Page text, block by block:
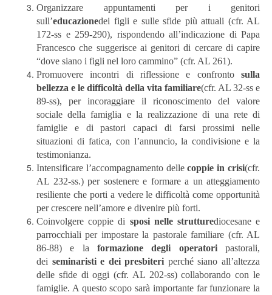
Organizzare appuntamenti per i genitori
sull’educazionedei figli e sulle sfide più attuali (cfr. AL
172-ss e 259-290), rispondendo all’indicazione di Papa
Francesco che suggerisce ai genitori di cercare di capire
“dove siano i figli nel loro cammino” (cfr. AL 261).
Promuovere incontri di riflessione e confronto sulla
bellezza e le difficoltà della vita familiare(cfr. AL 32-ss e
89-ss), per incoraggiare il riconoscimento del valore
sociale della famiglia e la realizzazione di una rete di
famiglie e di pastori capaci di farsi prossimi nelle
situazioni di fatica, con l’annuncio, la condivisione e la
testimonianza.
Intensificare l’accompagnamento dellecoppie in crisi(cfr.
AL 232-ss.) per sostenere e formare a un atteggiamento
resiliente che porti a vedere le difficoltà come opportunità
per crescere nell’amore e divenire più forti.
Coinvolgere coppie di sposi nelle strutturediocesane e
parrocchiali per impostare la pastorale familiare (cfr. AL
86-88) e la formazione degli operatori pastorali,
dei seminaristi e dei presbiteri perché siano all’altezza
delle sfide di oggi (cfr. AL 202-ss) collaborando con le
famiglie. A questo scopo sarà importante far funzionare la